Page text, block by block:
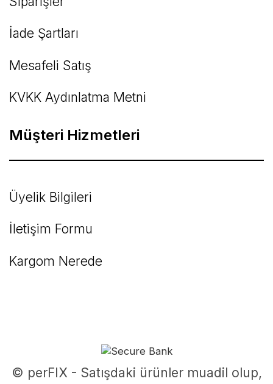
İade Şartları
Mesafeli Satış
KVKK Aydınlatma Metni
Müşteri Hizmetleri
Üyelik Bilgileri
İletişim Formu
Kargom Nerede
© perFIX - Satışdaki ürünler muadil olup,